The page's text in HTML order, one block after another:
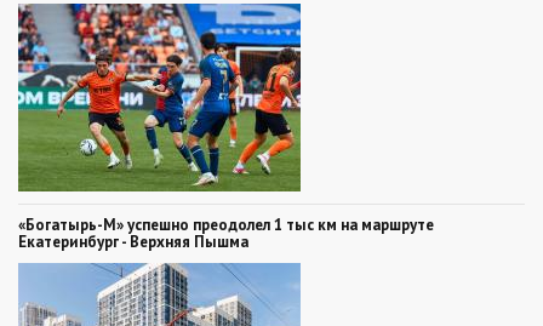
«Богатырь-М» успешно преодолел 1 тыс км на маршруте
Екатеринбург - Верхняя Пышма